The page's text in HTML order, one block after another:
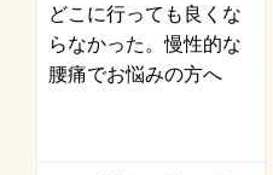
どこに行っても良くな
らなかった。慢性的な
腰痛でお悩みの方へ